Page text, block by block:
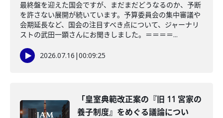
最終盤を迎えた国会ですが、まだまだどうなるのか、予断
を許さない展開が続いています。予算委員会の集中審議や
会期延長など、国会の注目すべき点について、ジャーナリ
ストの武田一顕さんにお聞きしました。＝＝＝＝...
2026.07.16 |00:09:25
「皇室典範改正案の『旧 11 宮家の
養子制度』をめぐる議論につい